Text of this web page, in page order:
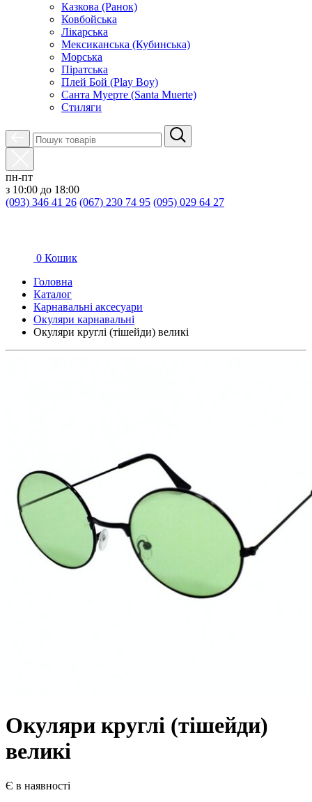
Казкова (Ранок)
Ковбойська
Лікарська
Мексиканська (Кубинська)
Морська
Піратська
Плей Бой (Play Boy)
Санта Муерте (Santa Muerte)
Стиляги
пн-пт
з 10:00 до 18:00
(093) 346 41 26 (067) 230 74 95 (095) 029 64 27
0 Кошик
Головна
Каталог
Карнавальні аксесуари
Окуляри карнавальні
Окуляри круглі (тішейди) великі
Окуляри круглі (тішейди)
великі
Є в наявності